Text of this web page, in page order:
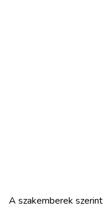
A szakemberek szerint